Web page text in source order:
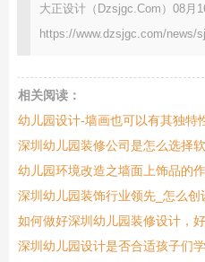
大正设计（Dzsjgc.Com）08月
https://www.dzsjgc.com/news/
相关阅读：
幼儿园设计-墙画也可以有其独特
深圳幼儿园装修公司是怎么选择
幼儿园环境改造之墙面上饰品的
深圳幼儿园装饰行业领先_怎么创
如何做好深圳幼儿园装修设计，
深圳幼儿园设计是否合适孩子们